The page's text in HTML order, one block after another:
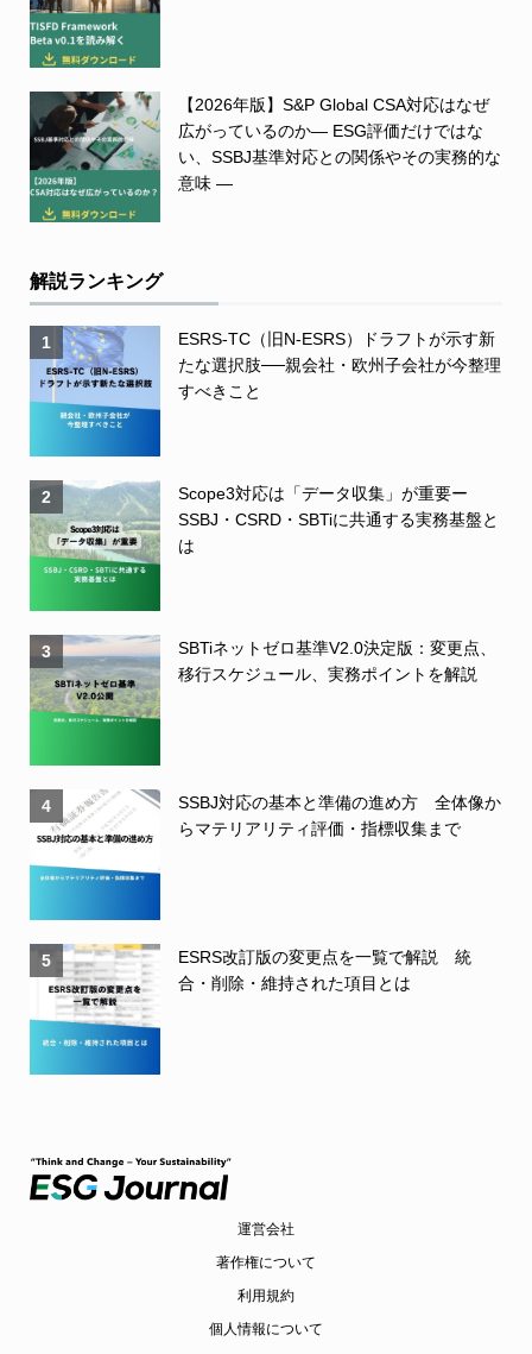
【2026年版】S&P Global CSA対応はなぜ
広がっているのか― ESG評価だけではな
い、SSBJ基準対応との関係やその実務的な
意味 ―
解説ランキング
1
ESRS-TC（旧N-ESRS）ドラフトが示す新
たな選択肢──親会社・欧州子会社が今整理
すべきこと
2
Scope3対応は「データ収集」が重要ー
SSBJ・CSRD・SBTiに共通する実務基盤と
は
3
SBTiネットゼロ基準V2.0決定版：変更点、
移行スケジュール、実務ポイントを解説
4
SSBJ対応の基本と準備の進め方 全体像か
らマテリアリティ評価・指標収集まで
5
ESRS改訂版の変更点を一覧で解説 統
合・削除・維持された項目とは
運営会社
著作権について
利用規約
個人情報について